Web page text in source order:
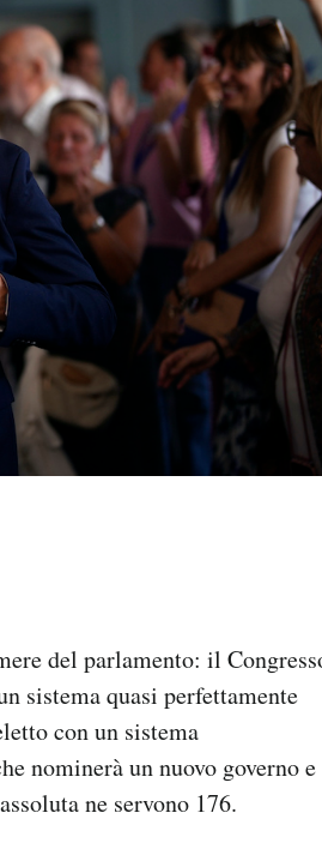
del parlamento: il
sistema quasi perfettamente
con un sistema
nominerà un nuovo governo e
ne servono 176.